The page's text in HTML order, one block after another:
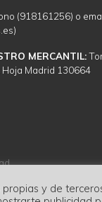
(918161256) o
MERCANTIL:
Hoja Madrid 130664
propias y de